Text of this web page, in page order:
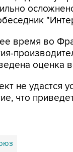
время во
оценка
не удастся
что